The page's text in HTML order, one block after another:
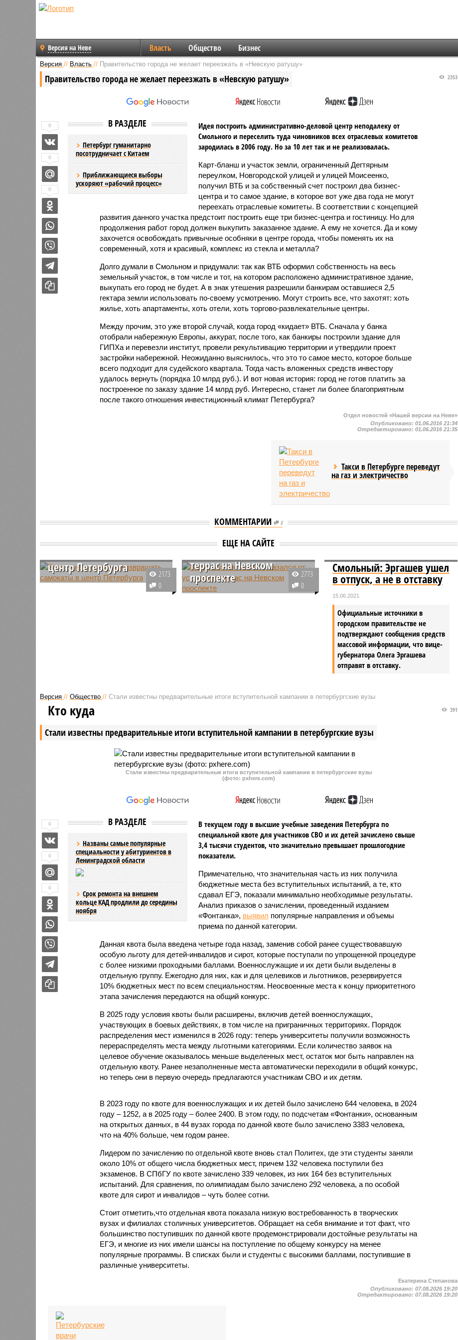
Версия на Неве Власть Общество Бизнес
Версия // Власть // Правительство города не желает переезжать в «Невскую ратушу»
Правительство города не желает переезжать в «Невскую ратушу» 2353
В РАЗДЕЛЕ
Петербург гуманитарно
посотрудничает с Китаем
Приближающиеся выборы
ускоряют «рабочий процесс»
Идея построить административно-деловой центр неподалеку от
Смольного и переселить туда чиновников всех отраслевых комитетов
зародилась в 2006 году. Но за 10 лет так и не реализовалась.
Карт-бланш и участок земли, ограниченный Дегтярным
переулком, Новгородской улицей и улицей Моисеенко,
получил ВТБ и за собственный счет построил два бизнес-
центра и то самое здание, в которое вот уже два года не могут
переехать отраслевые комитеты. В соответствии с концепцией
развития данного участка предстоит построить еще три бизнес-центра и гостиницу. Но для
продолжения работ город должен выкупить заказанное здание. А ему не хочется. Да и кому
захочется освобождать привычные особняки в центре города, чтобы поменять их на
современный, хотя и красивый, комплекс из стекла и металла?
Долго думали в Смольном и придумали: так как ВТБ оформил собственность на весь
земельный участок, в том числе и тот, на котором расположено административное здание,
выкупать его город не будет. А в знак утешения разрешили банкирам оставшиеся 2,5
гектара земли использовать по-своему усмотрению. Могут строить все, что захотят: хоть
жилье, хоть апартаменты, хоть отели, хоть торгово-развлекательные центры.
Между прочим, это уже второй случай, когда город «кидает» ВТБ. Сначала у банка
отобрали набережную Европы, аккурат, после того, как банкиры построили здание для
ГИПХа и перевезли институт, провели рекультивацию территории и утвердили проект
застройки набережной. Неожиданно выяснилось, что это то самое место, которое больше
всего подходит для судейского квартала. Тогда часть вложенных средств инвестору
удалось вернуть (порядка 10 млрд руб.). И вот новая история: город не готов платить за
построенное по заказу здание 14 млрд руб. Интересно, станет ли более благоприятным
после такого отношения инвестиционный климат Петербурга?
0
0
0
Отдел новостей «Нашей версии на Неве»
Опубликовано:01.06.2016 21:34
Отредактировано:01.06.2016 21:35
Такси в Петербурге переведут
на газ и электричество
КОММЕНТАРИИ 0
ЕЩЕ НА САЙТЕ
Власти не намерены
центр Петербурга
О ситуации с кикшерингом в
Северной столице рассказал
2173
0
Город окончательно
отказался от установки
террас на Невском
проспекте
Власти Северной столицы не
2773
0
Смольный: Эргашев ушел
в отпуск, а не в отставку
15.06.2021
Официальные источники в
городском правительстве не
подтверждают сообщения средств
массовой информации, что вице-
губернатора Олега Эргашева
отправят в отставку.
Версия // Общество // Стали известны предварительные итоги вступительной кампании в петербургские вузы
Стали известны предварительные итоги вступительной кампании в петербургские вузы
391
Кто куда
Стали известны предварительные итоги вступительной кампании в петербургские вузы
(фото: pxhere.com)
В РАЗДЕЛЕ
Названы самые популярные
специальности у абитуриентов в
Ленинградской области
Срок ремонта на внешнем
кольце КАД продлили до середины
ноября
В текущем году в высшие учебные заведения Петербурга по
специальной квоте для участников СВО и их детей зачислено свыше
3,4 тысячи студентов, что значительно превышает прошлогодние
показатели.
Примечательно, что значительная часть из них получила
бюджетные места без вступительных испытаний, а те, кто
сдавал ЕГЭ, показали минимально необходимые результаты.
Анализ приказов о зачислении, проведенный изданием
«Фонтанка», выявил популярные направления и объемы
приема по данной категории.
Данная квота была введена четыре года назад, заменив собой ранее существовавшую
особую льготу для детей-инвалидов и сирот, которые поступали по упрощенной процедуре
с более низкими проходными баллами. Военнослужащие и их дети были выделены в
отдельную группу. Ежегодно для них, как и для целевиков и льготников, резервируется
10% бюджетных мест по всем специальностям. Неосвоенные места к концу приоритетного
этапа зачисления передаются на общий конкурс.
В 2025 году условия квоты были расширены, включив детей военнослужащих,
участвующих в боевых действиях, в том числе на приграничных территориях. Порядок
распределения мест изменился в 2026 году: теперь университеты получили возможность
перераспределять места между льготными категориями. Если количество заявок на
целевое обучение оказывалось меньше выделенных мест, остаток мог быть направлен на
отдельную квоту. Ранее незаполненные места автоматически переходили в общий конкурс,
но теперь они в первую очередь предлагаются участникам СВО и их детям.
В 2023 году по квоте для военнослужащих и их детей было зачислено 644 человека, в 2024
году – 1252, а в 2025 году – более 2400. В этом году, по подсчетам «Фонтанки», основанным
на открытых данных, в 44 вузах города по данной квоте было зачислено 3383 человека,
что на 40% больше, чем годом ранее.
Лидером по зачислению по отдельной квоте вновь стал Политех, где эти студенты заняли
около 10% от общего числа бюджетных мест, причем 132 человека поступили без
экзаменов. В СПбГУ по квоте зачислено 339 человек, из них 164 без вступительных
испытаний. Для сравнения, по олимпиадам было зачислено 292 человека, а по особой
квоте для сирот и инвалидов – чуть более сотни.
Стоит отметить,что отдельная квота показала низкую востребованность в творческих
вузах и филиалах столичных университетов. Обращает на себя внимание и тот факт, что
большинство поступивших по данной квоте продемонстрировали достойные результаты на
ЕГЭ, и многие из них имели шансы на поступление по общему конкурсу на менее
популярные программы. В списках были и студенты с высокими баллами, поступившие в
различные университеты.
0
0
0
Екатерина Степанова
Опубликовано:07.08.2026 19:20
Отредактировано:07.08.2026 19:20